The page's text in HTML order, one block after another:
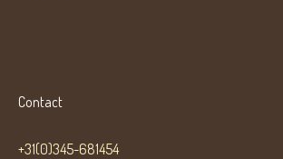
Contact
+31(0)345-681454